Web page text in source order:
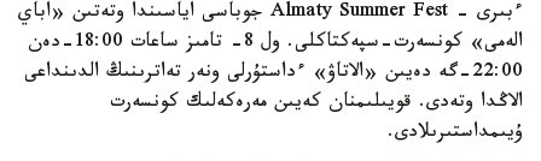
ءبىرى - Almaty Summer Fest جوباسى اياسىندا وتەتىن «اباي
الەمى» كونسەرت-سپەكتاكلى. ول 8- تامىز ساعات 18:00-دەن
22:00-گە دەيىن «الاتاۋ» ءداستۇرلى ونەر تەاترىنىڭ الدىنداعى
الاڭدا وتەدى. قويىلىمنان كەيىن مەرەكەلىك كونسەرت
ۇيىمداستىرىلادى.